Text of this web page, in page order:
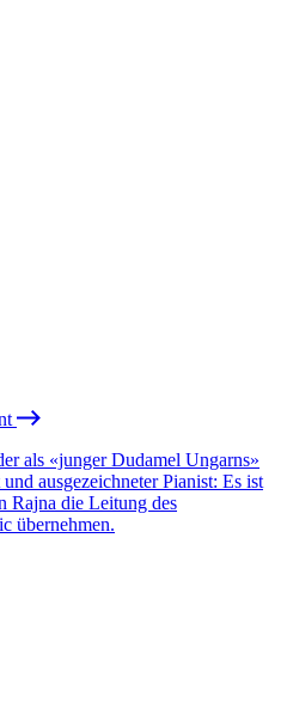
als «junger Dudamel Ungarns»
ausgezeichneter Pianist: Es ist
die Leitung des
übernehmen.